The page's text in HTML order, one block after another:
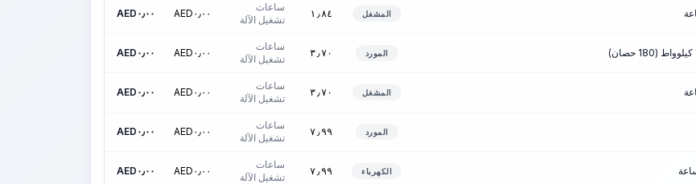
المشغل ١٫٨٤
ساعات
تشغيل الآلة
AED ٠٫٠٠ AED ٠٫٠٠
المورد ٣٫٧٠
ساعات
تشغيل الآلة
AED ٠٫٠٠ AED ٠٫٠٠
المشغل ٣٫٧٠
ساعات
تشغيل الآلة
AED ٠٫٠٠ AED ٠٫٠٠
المورد ٧٫٩٩
ساعات
تشغيل الآلة
AED ٠٫٠٠ AED ٠٫٠٠
الكهرباء ٧٫٩٩
ساعات
تشغيل الآلة
AED ٠٫٠٠ AED ٠٫٠٠